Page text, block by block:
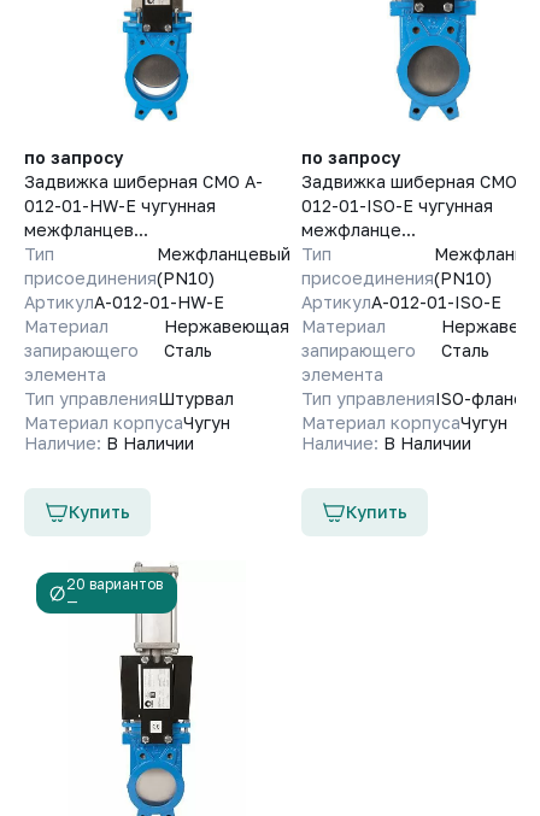
по запросу
Задвижка шиберная СМО A-
012-01-HW-E чугунная
межфланцев...
Тип
присоединения
Межфланцевый
(PN10)
АртикулA-012-01-HW-E
Материал
запирающего
элемента
Нержавеющая
Сталь
Тип управленияШтурвал
Материал корпусаЧугун
Наличие: В Наличии
Купить
по запросу
Задвижка шиберная СМО A-
012-01-ISO-E чугунная
межфланце...
Тип
присоединения(PN10)
АртикулA-012-01-ISO-E
Материал
запирающего
элемента
Сталь
Тип управленияISO-фланец
Материал корпусаЧугун
Наличие: В Наличии
Купить
20 вариантов
—